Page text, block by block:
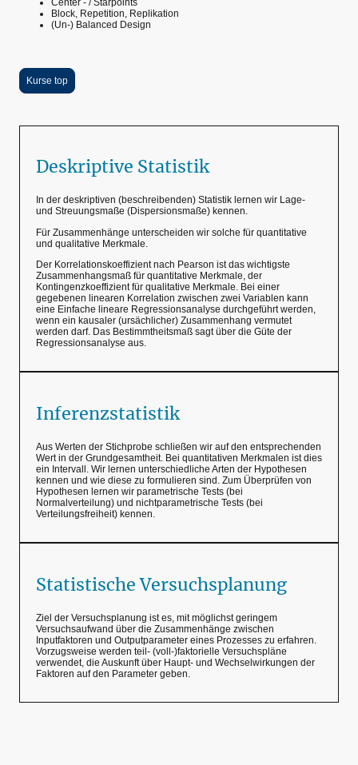
Center - / Starpoints
Block, Repetition, Replikation
(Un-) Balanced Design
Kurse top
Deskriptive Statistik
In der deskriptiven (beschreibenden) Statistik lernen wir Lage-
und Streuungsmaße (Dispersionsmaße) kennen.
Für Zusammenhänge unterscheiden wir solche für quantitative
und qualitative Merkmale.
Der Korrelationskoeffizient nach Pearson ist das wichtigste
Zusammenhangsmaß für quantitative Merkmale, der
Kontingenzkoeffizient für qualitative Merkmale. Bei einer
gegebenen linearen Korrelation zwischen zwei Variablen kann
eine Einfache lineare Regressionsanalyse durchgeführt werden,
wenn ein kausaler (ursächlicher) Zusammenhang vermutet
werden darf. Das Bestimmtheitsmaß sagt über die Güte der
Regressionsanalyse aus.
Inferenzstatistik
Aus Werten der Stichprobe schließen wir auf den entsprechenden
Wert in der Grundgesamtheit. Bei quantitativen Merkmalen ist dies
ein Intervall. Wir lernen unterschiedliche Arten der Hypothesen
kennen und wie diese zu formulieren sind. Zum Überprüfen von
Hypothesen lernen wir parametrische Tests (bei
Normalverteilung) und nichtparametrische Tests (bei
Verteilungsfreiheit) kennen.
Statistische Versuchsplanung
Ziel der Versuchsplanung ist es, mit möglichst geringem
Versuchsaufwand über die Zusammenhänge zwischen
Inputfaktoren und Outputparameter eines Prozesses zu erfahren.
Vorzugsweise werden teil- (voll-)faktorielle Versuchspläne
verwendet, die Auskunft über Haupt- und Wechselwirkungen der
Faktoren auf den Parameter geben.